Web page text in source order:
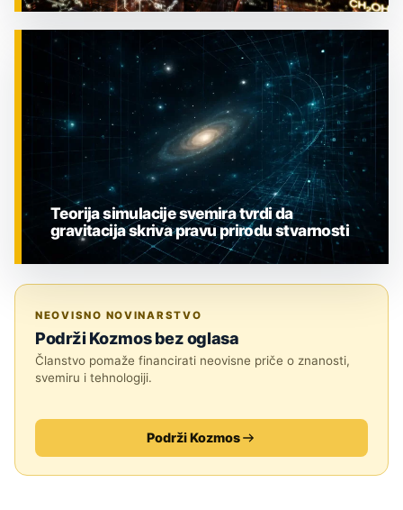
ZNANOST
Teorija simulacije svemira tvrdi da
gravitacija skriva pravu prirodu stvarnosti
NEOVISNO NOVINARSTVO
Podrži Kozmos bez oglasa
Članstvo pomaže financirati neovisne priče o znanosti,
svemiru i tehnologiji.
Podrži Kozmos